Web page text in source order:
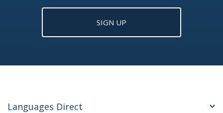
SIGN UP
Languages Direct